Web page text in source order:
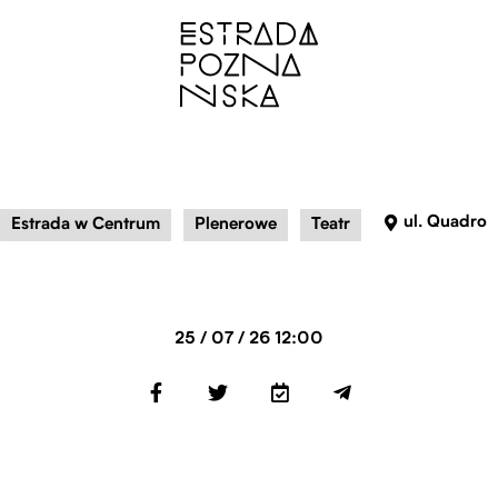
Estrada w Centrum Plenerowe Teatr ul. Quadro
25 / 07 / 26 12:00